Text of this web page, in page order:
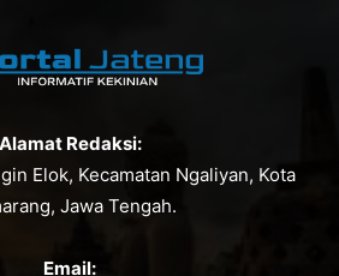
Alamat Redaksi:
Elok, Kecamatan Ngaliyan, Kota
Jawa Tengah.
Email: